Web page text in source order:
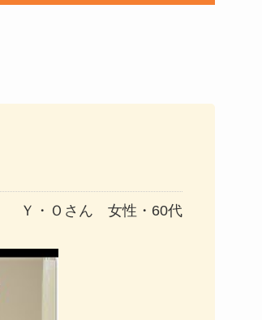
Ｙ・Ｏさん 女性・60代